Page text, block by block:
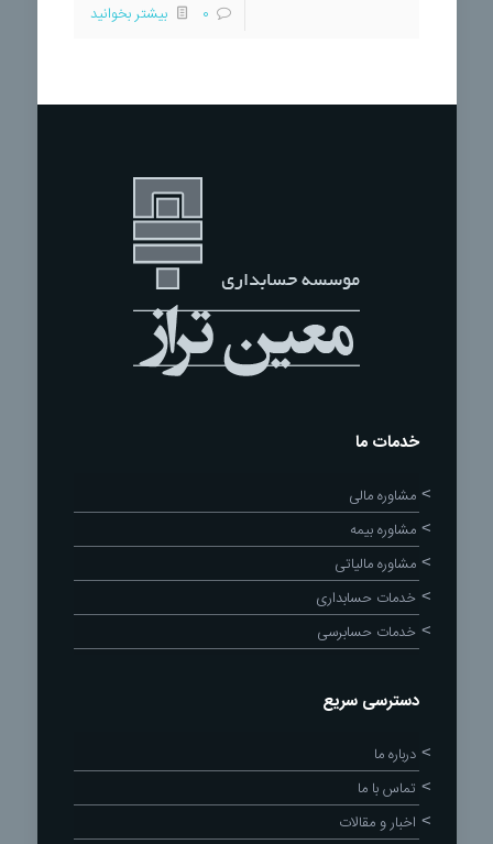
0 بیشتر بخوانید
خدمات ما
مشاوره مالی
مشاوره بیمه
مشاوره مالیاتی
خدمات حسابداری
خدمات حسابرسی
دسترسی سریع
درباره ما
تماس با ما
اخبار و مقالات